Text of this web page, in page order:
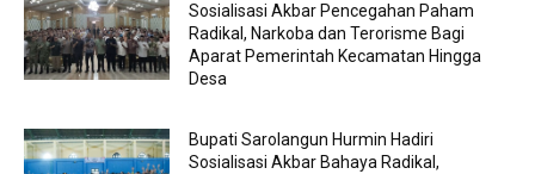
Sosialisasi Akbar Pencegahan Paham
Radikal, Narkoba dan Terorisme Bagi
Aparat Pemerintah Kecamatan Hingga
Desa
Bupati Sarolangun Hurmin Hadiri
Sosialisasi Akbar Bahaya Radikal,